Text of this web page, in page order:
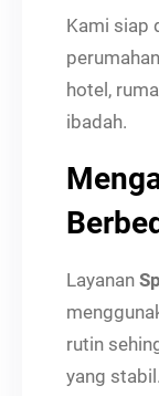
Kami siap
hotel,
ibadah.
Layanan
rutin
yang